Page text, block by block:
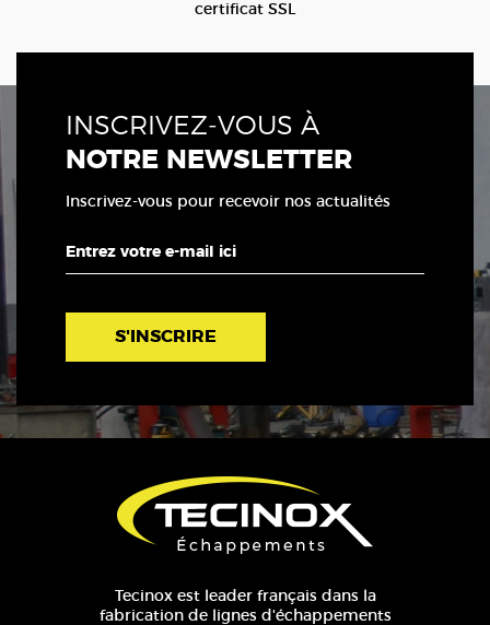
certificat SSL
INSCRIVEZ-VOUS À
NOTRE NEWSLETTER
Inscrivez-vous pour recevoir nos actualités
S'INSCRIRE
Tecinox est leader français dans la
fabrication de lignes d'échappements